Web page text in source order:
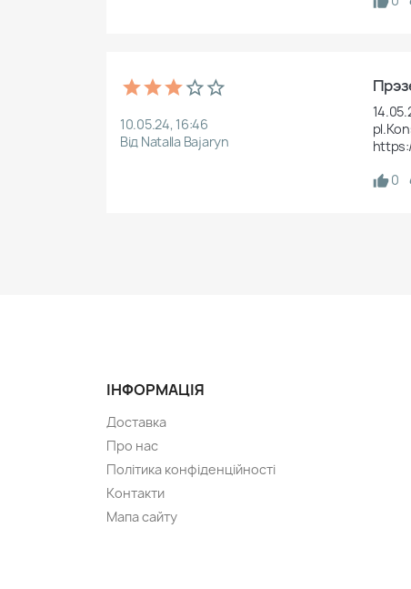
10.05.24, 16:46
Від Natalla Bajaryn
0
ІНФОРМАЦІЯ
Доставка
Про нас
Політика конфіденційності
Контакти
Мапа сайту